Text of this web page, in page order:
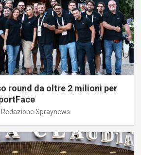
round da oltre 2 milioni per
Redazione Spraynews